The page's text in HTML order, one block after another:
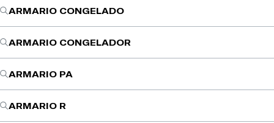
ARMARIO CONGELADO
ARMARIO CONGELADOR
ARMARIO PA
ARMARIO R